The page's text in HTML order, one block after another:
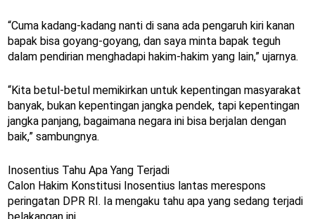
“Cuma kadang-kadang nanti di sana ada pengaruh kiri kanan
bapak bisa goyang-goyang, dan saya minta bapak teguh
dalam pendirian menghadapi hakim-hakim yang lain,” ujarnya.
“Kita betul-betul memikirkan untuk kepentingan masyarakat
banyak, bukan kepentingan jangka pendek, tapi kepentingan
jangka panjang, bagaimana negara ini bisa berjalan dengan
baik,” sambungnya.
Inosentius Tahu Apa Yang Terjadi
Calon Hakim Konstitusi Inosentius lantas merespons
peringatan DPR RI. Ia mengaku tahu apa yang sedang terjadi